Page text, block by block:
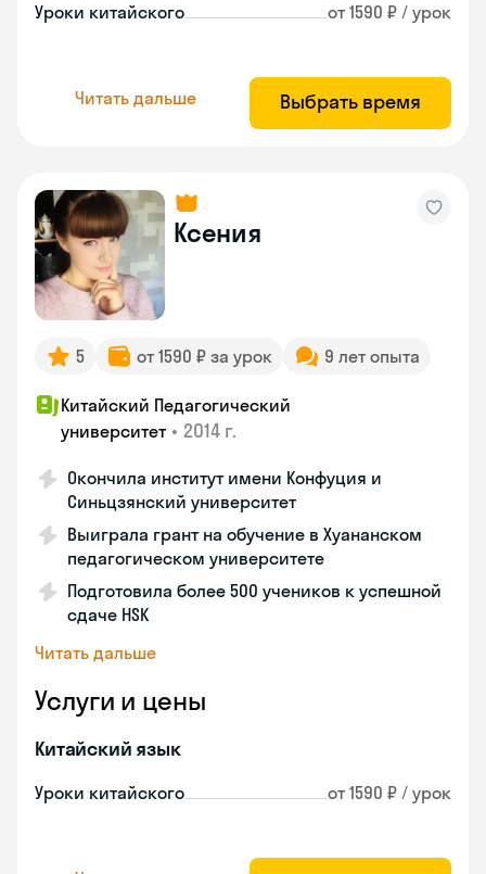
Уроки китайского от 1590 ₽ / урок
Читать дальше Выбрать время
Ксения
5 от 1590 ₽ за урок 9 лет опыта
Китайский Педагогический
университет • 2014 г.
Окончила институт имени Конфуция и
Синьцзянский университет
Выиграла грант на обучение в Хуананском
педагогическом университете
Подготовила более 500 учеников к успешной
сдаче HSK
Читать дальше
Услуги и цены
Китайский язык
Уроки китайского от 1590 ₽ / урок